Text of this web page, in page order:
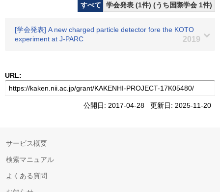
すべて
学会発表 (1件) (うち国際学会 1件)
[学会発表] A new charged particle detector fore the KOTO
experiment at J-PARC
2019
URL:
公開日: 2017-04-28 更新日: 2025-11-20
サービス概要
検索マニュアル
よくある質問